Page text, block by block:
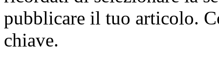
pubblicare il tuo articolo.
chiave.